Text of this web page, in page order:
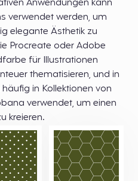
Anwendungen kann
verwendet werden, um
elegante Ästhetik zu
Procreate oder Adobe
für Illustrationen
thematisieren, und in
in Kollektionen von
verwendet, um einen
kreieren.